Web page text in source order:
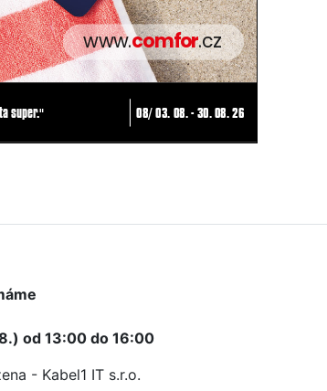
od 13:00 do 16:00
- Kabel1 IT s.r.o.